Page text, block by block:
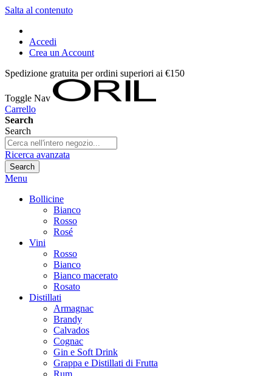
Salta al contenuto
Accedi
Crea un Account
Spedizione gratuita per ordini superiori ai €150
Toggle Nav
Carrello
Search
Search
Ricerca avanzata
Search
Menu
Bollicine
Bianco
Rosso
Rosé
Vini
Rosso
Bianco
Bianco macerato
Rosato
Distillati
Armagnac
Brandy
Calvados
Cognac
Gin e Soft Drink
Grappa e Distillati di Frutta
Rum